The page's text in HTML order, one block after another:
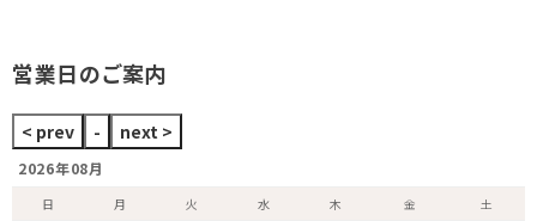
営業日のご案内
2026年08月
日 月 火 水 木 金
土